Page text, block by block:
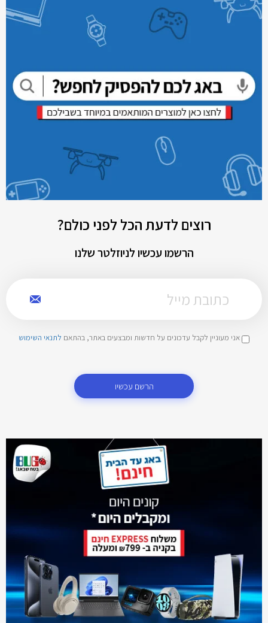
רוצים לדעת הכל לפני כולם?
הרשמו עכשיו לניוזלטר שלנו
אני מעוניין לקבל עדכונים על חדשות ומבצעים באתר, בהתאם לתנאי השימוש
הרשם עכשיו